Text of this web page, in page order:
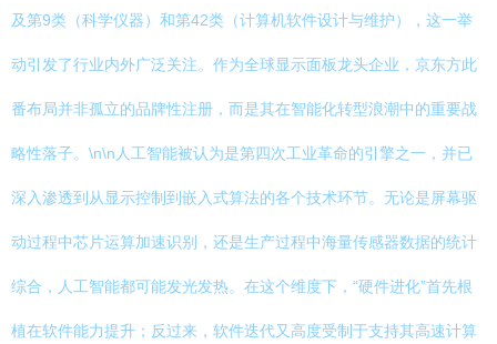
及第9类（科学仪器）和第42类（计算机软件设计与维护），这一举
动引发了行业内外广泛关注。作为全球显示面板龙头企业，京东方此
番布局并非孤立的品牌性注册，而是其在智能化转型浪潮中的重要战
略性落子。\n\n人工智能被认为是第四次工业革命的引擎之一，并已
深入渗透到从显示控制到嵌入式算法的各个技术环节。无论是屏幕驱
动过程中芯片运算加速识别，还是生产过程中海量传感器数据的统计
综合，人工智能都可能发光发热。在这个维度下，“硬件进化”首先根
植在软件能力提升；反过来，软件迭代又高度受制于支持其高速计算